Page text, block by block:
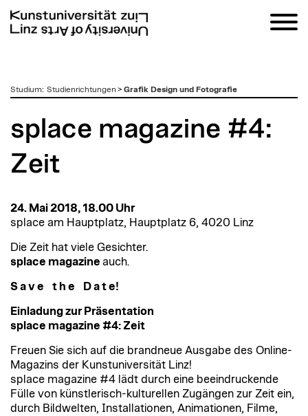
zumStudium: Studienrichtungen > Grafik Design und Fotografie
splace magazine #4:
Zeit
24. Mai 2018, 18.00 Uhr
splace am Hauptplatz, Hauptplatz 6, 4020 Linz
Die Zeit hat viele Gesichter.
splace magazine auch.
S a v e t h e D a t e!
Einladung zur Präsentation
splace magazine #4: Zeit
Freuen Sie sich auf die brandneue Ausgabe des Online-
Magazins der Kunstuniversität Linz!
splace magazine #4 lädt durch eine beeindruckende
Fülle von künstlerisch-kulturellen Zugängen zur Zeit ein,
durch Bildwelten, Installationen, Animationen, Filme,